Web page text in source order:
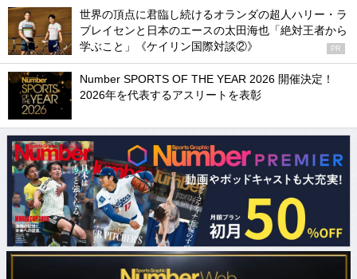
世界の頂点に君臨し続けるオランダの超人ハリー・ラ
ブレイセンと日本のエースの太田海也「絶対王者から
学ぶこと」《ケイリン国際対談②》
PR
Number SPORTS OF THE YEAR 2026 開催決定！
2026年を代表するアスリートを表彰